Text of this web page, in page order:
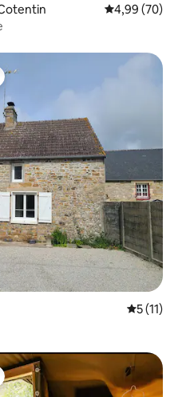
Note
4,99 (70)
les plus aimés
Note
5 (11)
les plus aimés